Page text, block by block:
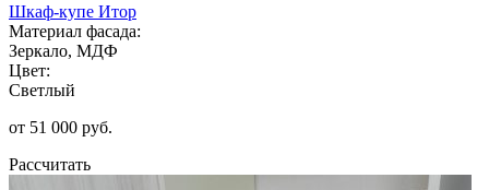
Шкаф-купе Итор
Материал фасада:
Зеркало, МДФ
Цвет:
Светлый
от 51 000 руб.
Рассчитать